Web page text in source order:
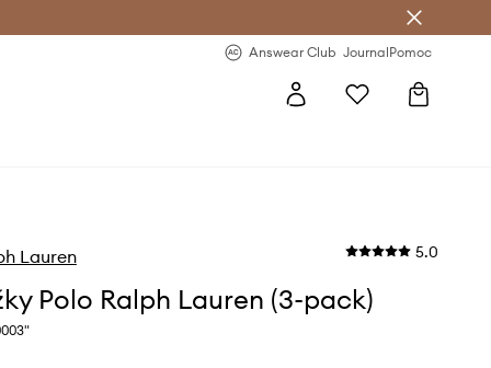
Answear Club JournalPomoc
Lauren 5.0
Polo Ralph Lauren (3-pack)